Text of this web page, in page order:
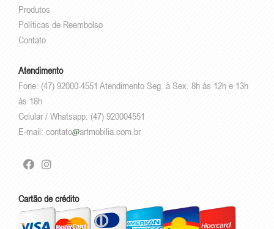
Produtos
Políticas de Reembolso
Contato
Atendimento
Fone: (47) 92000-4551 Atendimento Seg. à Sex. 8h às 12h e 13h
às 18h
Celular / Whatsapp: (47) 920004551
E-mail: contato artmobilia.com.br
Cartão de crédito